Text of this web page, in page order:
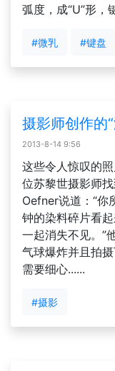
弧度，成“U”形，
#微乳 #键盘
摄影师创作的
2013-8-14 9:56
这些令人惊叹的
位苏黎世摄影师
Oefner说道：“你
钟的染料碎片看
一起消失不见。”
气球爆炸并且拍
需要细心......
#摄影